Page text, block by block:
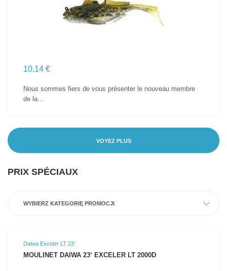
10.14 €
Nous sommes fiers de vous présenter le nouveau membre
de la...
VOYEZ PLUS
PRIX SPÉCIAUX
WYBIERZ KATEGORIĘ PROMOCJI
Daiwa Exceler LT 23‘
MOULINET DAIWA 23‘ EXCELER LT 2000D